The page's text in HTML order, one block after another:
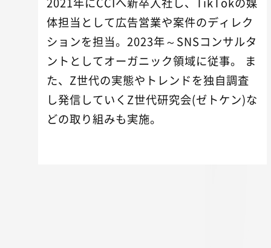
体担当として広告営業や案件のディレク
ションを担当。2023年～SNSコンサルタ
ントとしてオーガニック領域に従事。 ま
た、Z世代の実態やトレンドを独自調査
し発信していくZ世代研究会(ゼトケン)な
どの取り組みも実施。